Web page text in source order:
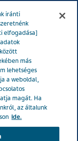
news
iránti
elfogadása]
más
lehetséges
a weboldal,
magát. Ha
az általunk
ide.